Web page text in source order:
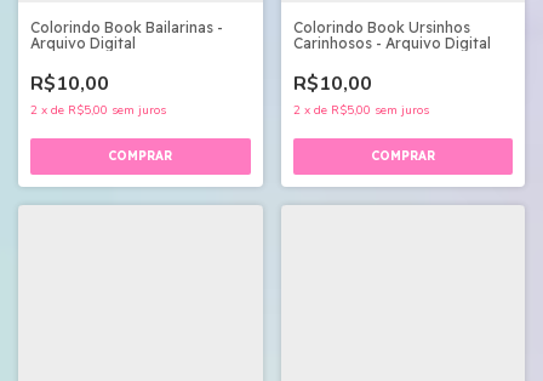
Colorindo Book Bailarinas -
Arquivo Digital
R$10,00
2 x de R$5,00 sem juros
Colorindo Book Ursinhos
Carinhosos - Arquivo Digital
R$10,00
2 x de R$5,00 sem juros